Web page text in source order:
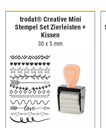
trodat® Creative Mini
Stempel Set Zierleisten +
Kissen
30 x 5 mm